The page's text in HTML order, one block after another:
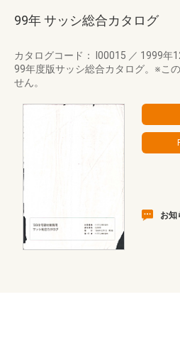
99年 サッシ総合カタログ
カタログコード： I00015 ／ 1999年
99年度版サッシ総合カタログ。※こ
せん。
お知